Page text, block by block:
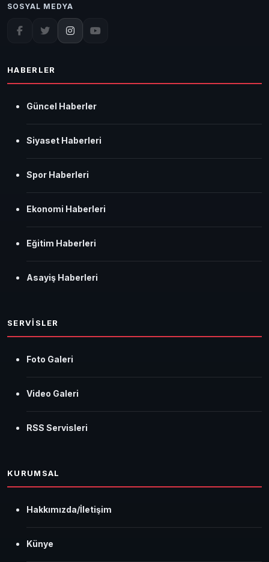
SOSYAL MEDYA
HABERLER
Güncel Haberler
Siyaset Haberleri
Spor Haberleri
Ekonomi Haberleri
Eğitim Haberleri
Asayiş Haberleri
SERVİSLER
Foto Galeri
Video Galeri
RSS Servisleri
KURUMSAL
Hakkımızda/İletişim
Künye